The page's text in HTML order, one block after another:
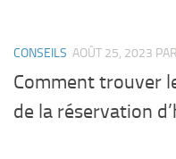
CONSEILS AOÛT 25, 2023 PAR
Comment trouver
de la réservation